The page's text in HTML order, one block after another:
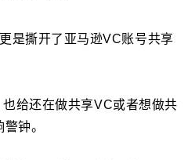
是撕开了亚马逊VC账号共享
给还在做共享VC或者想做共
钟。